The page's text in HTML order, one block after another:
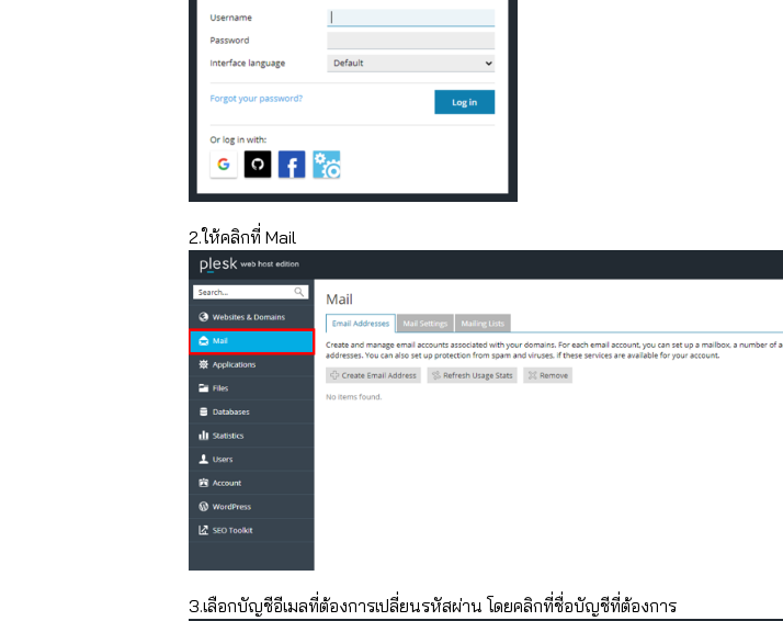
2.ให้คลิกที่ Mail
3.เลือกบัญชีอีเมลที่ต้องการเปลี่ยนรหัสผ่าน โดยคลิกที่ชื่อบัญชีที่ต้องการ